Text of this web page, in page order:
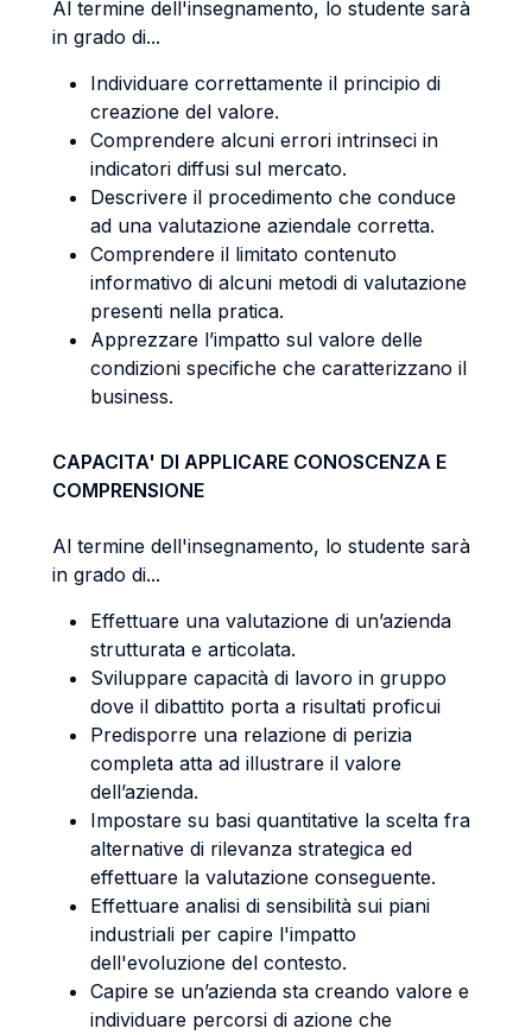
Al termine dell'insegnamento, lo studente sarà
in grado di...
Individuare correttamente il principio di
creazione del valore.
Comprendere alcuni errori intrinseci in
indicatori diffusi sul mercato.
Descrivere il procedimento che conduce
ad una valutazione aziendale corretta.
Comprendere il limitato contenuto
informativo di alcuni metodi di valutazione
presenti nella pratica.
Apprezzare l’impatto sul valore delle
condizioni specifiche che caratterizzano il
business.
CAPACITA' DI APPLICARE CONOSCENZA E
COMPRENSIONE
Al termine dell'insegnamento, lo studente sarà
in grado di...
Effettuare una valutazione di un’azienda
strutturata e articolata.
Sviluppare capacità di lavoro in gruppo
dove il dibattito porta a risultati proficui
Predisporre una relazione di perizia
completa atta ad illustrare il valore
dell’azienda.
Impostare su basi quantitative la scelta fra
alternative di rilevanza strategica ed
effettuare la valutazione conseguente.
Effettuare analisi di sensibilità sui piani
industriali per capire l'impatto
dell'evoluzione del contesto.
Capire se un’azienda sta creando valore e
individuare percorsi di azione che